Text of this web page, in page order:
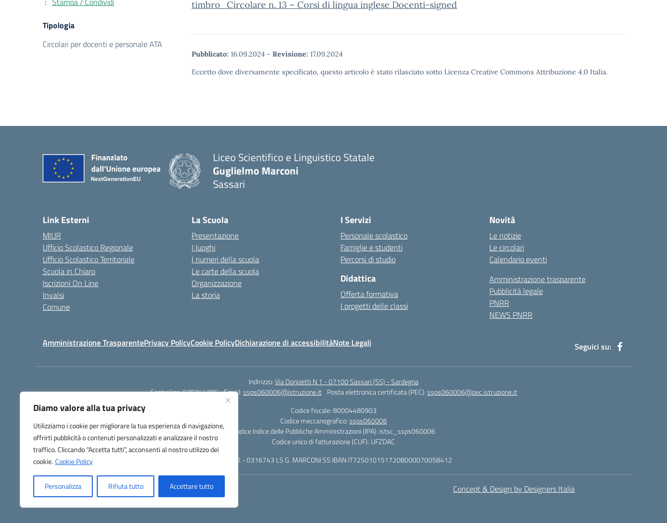
Diamo valore alla tua privacy
Utilizziamo i cookie per migliorare la tua esperienza di navigazione,
offrirti pubblicità o contenuti personalizzati e analizzare il nostro
traffico. Cliccando “Accetta tutti”, acconsenti al nostro utilizzo dei
cookie. Cookie Policy
Personalizza Rifiuta tutto Accettare tutto
timbro_Circolare n. 13 – Corsi di lingua inglese Docenti-signed
Pubblicato: 16.09.2024 - Revisione: 17.09.2024
Eccetto dove diversamente specificato, questo articolo è stato rilasciato sotto Licenza Creative Commons Attribuzione 4.0 Italia.
Tipologia
Circolari per docenti e personale ATA
Liceo Scientifico e Linguistico Statale
Guglielmo Marconi
Sassari
Link Esterni
MIUR
Ufficio Scolastico Regionale
Ufficio Scolastico Territoriale
Scuola in Chiaro
Iscrizioni On Line
Invalsi
Comune
La Scuola
Presentazione
I luoghi
I numeri della scuola
Le carte della scuola
Organizzazione
La storia
I Servizi
Personale scolastico
Famiglie e studenti
Percorsi di studio
Didattica
Offerta formativa
I progetti delle classi
Novità
Le notizie
Le circolari
Calendario eventi
Amministrazione trasparente
Pubblicità legale
PNRR
NEWS PNRR
Amministrazione TrasparentePrivacy PolicyCookie PolicyDichiarazione di accessibilitàNote Legali Seguici su:
Indirizzo:Via Donizetti N 1 - 07100 Sassari (SS) - Sardegna
Centralino:079244305 Email:ssps060006@istruzione.it Posta elettronica certificata (PEC):ssps060006@pec.istruzione.it
Codice fiscale: 80004480903
Codice meccanografico:ssps060006
Codice Indice delle Pubbliche Amministrazioni (IPA): istsc_ssps060006
Codice unico di fatturazione (CUF): UFZDAC
TU - 522 - 0316743 LS G. MARCONI SS IBAN IT72S0101517208000070058412
Concept & Design by Designers Italia